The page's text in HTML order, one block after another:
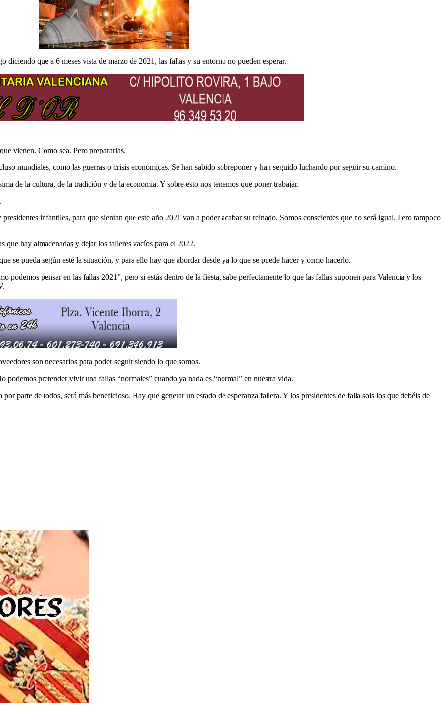
que a 6 meses vista de marzo de 2021, las fallas y su entorno no pueden esperar.
vienen. Como sea. Pero prepararlas.
mundiales, como las guerras o crisis económicas. Se han sabido sobreponer y han seguido luchando por seguir su camino.
de la cultura, de la tradición y de la economía. Y sobre esto nos tenemos que poner trabajar.
infantiles, para que sientan que este año 2021 van a poder acabar su reinado. Somos conscientes que no será igual. Pero tampoco
que hay almacenadas y dejar los talleres vacíos para el 2022.
se pueda según esté la situación, y para ello hay que abordar desde ya lo que se puede hacer y como hacerlo.
podemos pensar en las fallas 2021”, pero si estás dentro de la fiesta, sabe perfectamente lo que las fallas suponen para Valencia y los
son necesarios para poder seguir siendo lo que somos.
pretender vivir una fallas “normales” cuando ya nada es “normal” en nuestra vida.
parte de todos, será más beneficioso. Hay que generar un estado de esperanza fallera. Y los presidentes de falla sois los que debéis de